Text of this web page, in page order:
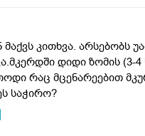
კითხვა. არსებობს
დიდი ზომის (3-4 სმ)
რაც მცენარეებით
აღარ გახდეს საჭირო?